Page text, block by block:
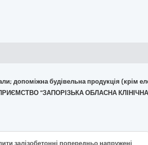
допоміжна будівельна продукція (крім
"ЗАПОРІЗЬКА ОБЛАСНА